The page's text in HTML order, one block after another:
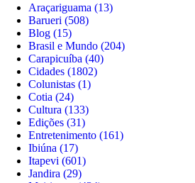
Araçariguama (13)
Barueri (508)
Blog (15)
Brasil e Mundo (204)
Carapicuíba (40)
Cidades (1802)
Colunistas (1)
Cotia (24)
Cultura (133)
Edições (31)
Entretenimento (161)
Ibiúna (17)
Itapevi (601)
Jandira (29)